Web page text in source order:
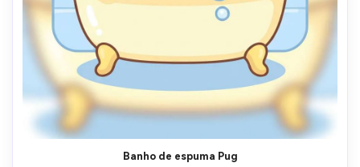
Banho de espuma Pug